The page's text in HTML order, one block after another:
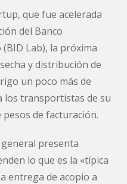
que fue acelerada
del Banco
Lab), la próxima
y distribución de
un poco más de
los transportistas de su
de facturación.
presenta
lo que es la «típica
entrega de acopio a